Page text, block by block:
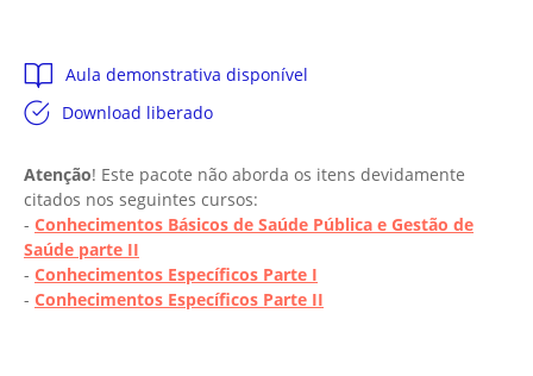
Aula demonstrativa disponível
Download liberado
Atenção! Este pacote não aborda os itens devidamente
citados nos seguintes cursos:
- Conhecimentos Básicos de Saúde Pública e Gestão de
Saúde parte II
- Conhecimentos Específicos Parte I
- Conhecimentos Específicos Parte II